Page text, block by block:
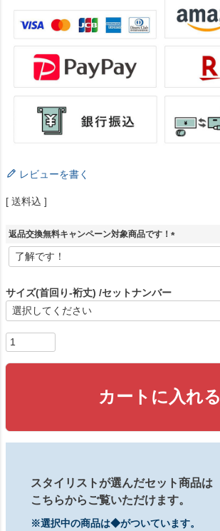
レビューを書く
送料込
返品交換無料キャンペーン対象商品です！
(
サイズ(首回り-裄丈) セットナンバー
カートに入れる
スタイリストが選んだセット商品は
こちらからご覧いただけます。
※選択中の商品は◆がついています。